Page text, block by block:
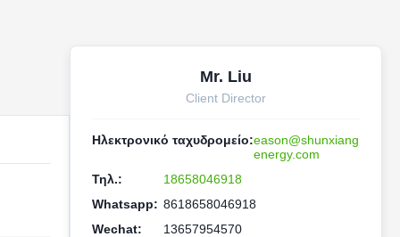
Mr. Liu
Client Director
Ηλεκτρονικό ταχυδρομείο:eason@shunxiang
energy.com
Τηλ.:
18658046918
Whatsapp: 8618658046918
Wechat:
13657954570